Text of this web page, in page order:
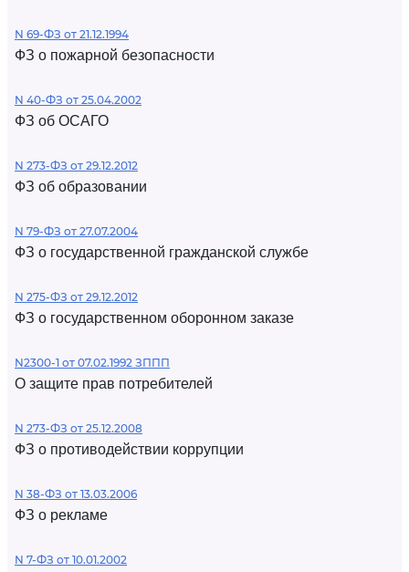
N 69-ФЗ от 21.12.1994
ФЗ о пожарной безопасности
N 40-ФЗ от 25.04.2002
ФЗ об ОСАГО
N 273-ФЗ от 29.12.2012
ФЗ об образовании
N 79-ФЗ от 27.07.2004
ФЗ о государственной гражданской службе
N 275-ФЗ от 29.12.2012
ФЗ о государственном оборонном заказе
N2300-1 от 07.02.1992 ЗППП
О защите прав потребителей
N 273-ФЗ от 25.12.2008
ФЗ о противодействии коррупции
N 38-ФЗ от 13.03.2006
ФЗ о рекламе
N 7-ФЗ от 10.01.2002